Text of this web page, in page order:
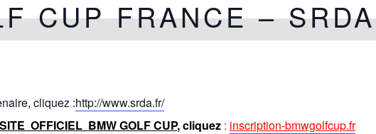
CUP FRANCE – SRDA
cliquez :http://www.srda.fr/
OFFICIEL BMW GOLF CUP, cliquez : inscription-bmwgolfcup.fr